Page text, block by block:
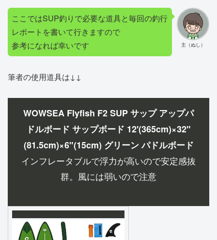
主（ぬし）
ここではSUP釣りで必要な道具と毎回の釣行
レポートを書いて行きますので
参考になれば幸いです
筆者の使用道具は↓↓
WOWSEA Flyfish F2 SUP サップ アップパ
ドルボード サップボード 12'(365cm)×32"
(81.5cm)×6"(15cm) グリーン パドルボード
インフレータブルで浮力が高いので安定感抜
群。風には弱いので注意